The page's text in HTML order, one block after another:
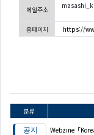
메일주소
홈페이지 https://
분류
Webzine「